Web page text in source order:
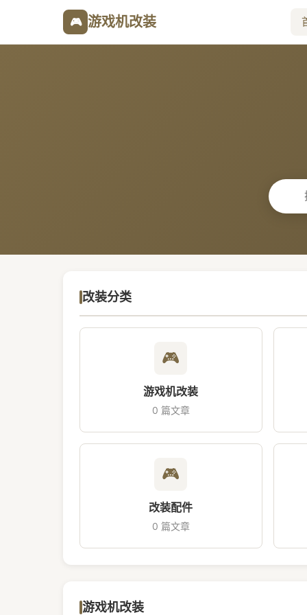
🎮 游戏机改装
改装分类
🎮
游戏机改装
0 篇文章
🎮
改装配件
0 篇文章
游戏机改装